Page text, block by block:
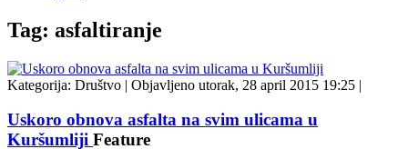
Tag: asfaltiranje
Kategorija: Društvo | Objavljeno utorak, 28 april 2015 19:25 |
Uskoro obnova asfalta na svim ulicama u
Kuršumliji Feature